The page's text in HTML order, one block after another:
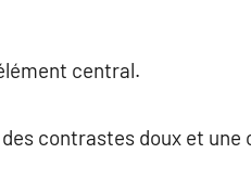
central.
contrastes doux et une